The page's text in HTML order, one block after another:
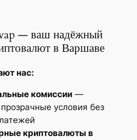
— ваш надёжный
в Варшаве
нас:
комиссии—
условия без
криптовалюты в